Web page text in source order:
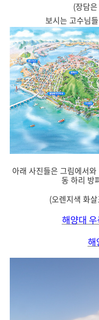
(장담
보시는 고수님
아래 사진들은 그림에서
동 하리 방
(오렌지색 화
해양대
해